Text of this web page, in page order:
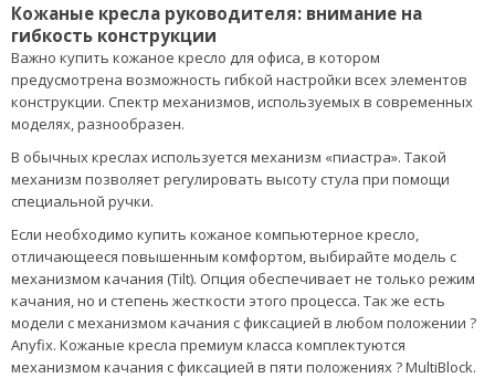
Кожаные кресла руководителя: внимание на
гибкость конструкции
Важно купить кожаное кресло для офиса, в котором
предусмотрена возможность гибкой настройки всех элементов
конструкции. Спектр механизмов, используемых в современных
моделях, разнообразен.
В обычных креслах используется механизм «пиастра». Такой
механизм позволяет регулировать высоту стула при помощи
специальной ручки.
Если необходимо купить кожаное компьютерное кресло,
отличающееся повышенным комфортом, выбирайте модель с
механизмом качания (Tilt). Опция обеспечивает не только режим
качания, но и степень жесткости этого процесса. Так же есть
модели с механизмом качания с фиксацией в любом положении ?
Anyfix. Кожаные кресла премиум класса комплектуются
механизмом качания с фиксацией в пяти положениях ? MultiBlock.